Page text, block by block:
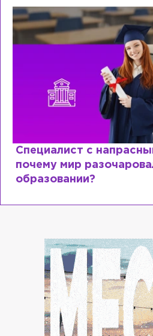
Специалист с
почему мир
образовании?